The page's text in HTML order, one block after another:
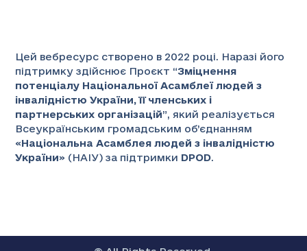
Цей вебресурс створено в 2022 році. Наразі його
підтримку здійснює Проєкт “Зміцнення
потенціалу Національної Асамблеї людей з
інвалідністю України, її членських і
партнерських організацій”, який реалізується
Всеукраїнським громадським об’єднанням
«Національна Асамблея людей з інвалідністю
України» (НАІУ) за підтримки DPOD.